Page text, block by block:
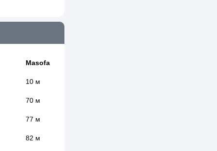
Masofa
10 м
70 м
77 м
82 м